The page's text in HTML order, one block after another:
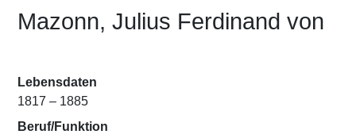
Mazonn, Julius Ferdinand von
Lebensdaten
1817 – 1885
Beruf/Funktion